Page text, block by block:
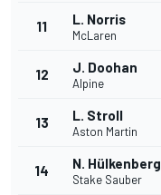
11 L. Norris
McLaren
12 J. Doohan
Alpine
13 L. Stroll
Aston Martin
14 N. Hülkenberg
Stake Sauber